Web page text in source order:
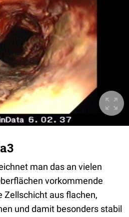
man das an vielen
vorkommende
Zellschicht aus flachen,
und damit besonders stabil